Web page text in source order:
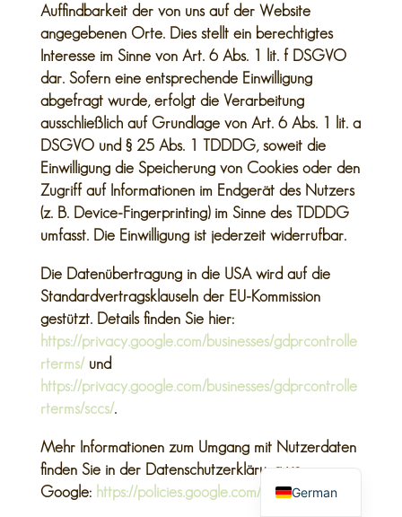
Auffindbarkeit der von uns auf der Website
angegebenen Orte. Dies stellt ein berechtigtes
Interesse im Sinne von Art. 6 Abs. 1 lit. f DSGVO
dar. Sofern eine entsprechende Einwilligung
abgefragt wurde, erfolgt die Verarbeitung
ausschließlich auf Grundlage von Art. 6 Abs. 1 lit. a
DSGVO und § 25 Abs. 1 TDDDG, soweit die
Einwilligung die Speicherung von Cookies oder den
Zugriff auf Informationen im Endgerät des Nutzers
(z. B. Device-Fingerprinting) im Sinne des TDDDG
umfasst. Die Einwilligung ist jederzeit widerrufbar.
Die Datenübertragung in die USA wird auf die
Standardvertragsklauseln der EU-Kommission
gestützt. Details finden Sie hier:
https://privacy.google.com/businesses/gdprcontrolle
rterms/und
https://privacy.google.com/businesses/gdprcontrolle
rterms/sccs/.
Mehr Informationen zum Umgang mit Nutzerdaten
finden Sie in der Datenschutzerklärung von
Google: https://policies.google.com/privacy?hl=de
German